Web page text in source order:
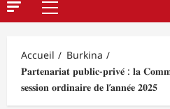
Menu
Accueil
Burkina
𝐏𝐚𝐫𝐭𝐞𝐧𝐚𝐫𝐢𝐚𝐭 𝐩𝐮𝐛𝐥𝐢𝐜-𝐩𝐫𝐢𝐯𝐞́ : 𝐥𝐚
𝐬𝐞𝐬𝐬𝐢𝐨𝐧 𝐨𝐫𝐝𝐢𝐧𝐚𝐢𝐫𝐞 𝐝𝐞 𝐥’𝐚𝐧𝐧𝐞́𝐞 𝟐𝟎𝟐𝟓